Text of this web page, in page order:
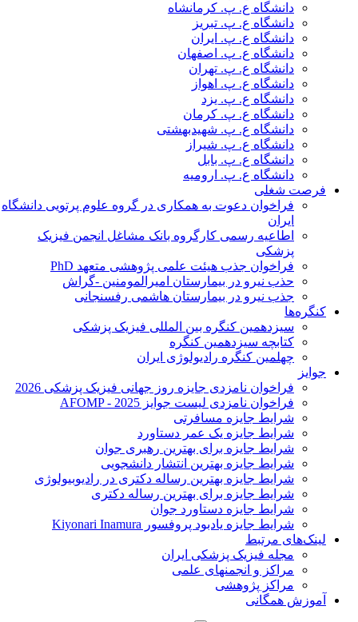
دانشگاه ع. پ. کرمانشاه
دانشگاه ع. پ. تبریز
دانشگاه ع. پ. ایران
دانشگاه ع. پ. اصفهان
دانشگاه ع. پ. تهران
دانشگاه ع. پ. اهواز
دانشگاه ع. پ. یزد
دانشگاه ع. پ. کرمان
دانشگاه ع. پ. شهید‌بهشتی
دانشگاه ع. پ. شیراز
دانشگاه ع. پ. بابل
دانشگاه ع. پ. ارومیه
فرصت شغلی
فراخوان دعوت به همکاری در گروه علوم پرتویی دانشگاه
ایران
اطاعیه رسمی کارگروه بانک مشاغل انجمن فیزیک
پزشکی
فراخوان جذب هیئت علمی پژوهشی متعهد PhD
حذب نیرو در بیمارستان امیرالمومنین -گراش
جذب نیرو در بیمارستان هاشمی رفسنجانی
کنگره‌ها
سیزدهمین کنگره بین المللی فیزیک پزشکی
کتابچه سیزدهمین کنگره
چهلمین کنگره رادیولوژی ایران
جوایز
فراخوان نامزدی جایزه روز جهانی فیزیک پزشکی 2026
فراخوان نامزدی لیست جوایز AFOMP - 2025
شرایط جایزه مسافرتی
شرایط جایزه یک عمر دستاورد
شرایط جایزه برای بهترین رهبری جوان
شرایط جایزه بهترین انتشار دانشجویی
شرایط جایزه بهترین رساله دکتری در رادیوبیولوژی
شرایط جایزه برای بهترین رساله دکتری
شرایط جایزه دستاورد جوان
شرایط جایزه یادبود پروفسور Kiyonari Inamura
لینک‌های مرتبط
مجله فیزیک پزشکی ایران
مراکز و انجمنهای علمی
مراکز پژوهشی
آموزش همگانی